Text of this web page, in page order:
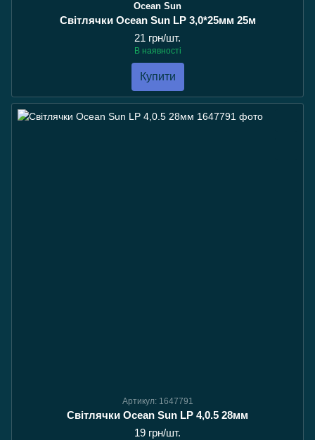
Ocean Sun
Світлячки Ocean Sun LP 3,0*25мм 25м
21 грн/шт.
В наявності
Купити
Артикул: 1647791
Світлячки Ocean Sun LP 4,0.5 28мм
19 грн/шт.